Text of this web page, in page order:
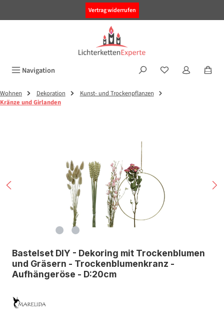
Vertrag widerrufen
Navigation
Wohnen Dekoration
Kunst- und Trockenpflanzen
Kränze und Girlanden
Bastelset DIY - Dekoring mit Trockenblumen
und Gräsern - Trockenblumenkranz -
Aufhängeröse - D:20cm